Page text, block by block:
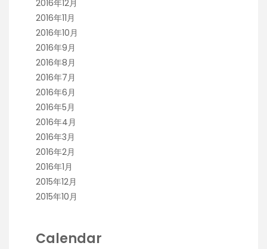
2016年12月
2016年11月
2016年10月
2016年9月
2016年8月
2016年7月
2016年6月
2016年5月
2016年4月
2016年3月
2016年2月
2016年1月
2015年12月
2015年10月
Calendar